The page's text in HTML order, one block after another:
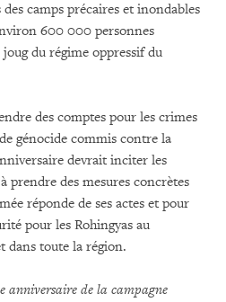
camps précaires et inondables
600 000 personnes
du régime oppressif du
des comptes pour les crimes
génocide commis contre la
devrait inciter les
prendre des mesures concrètes
réponde de ses actes et pour
pour les Rohingyas au
dans toute la région.
anniversaire de la campagne